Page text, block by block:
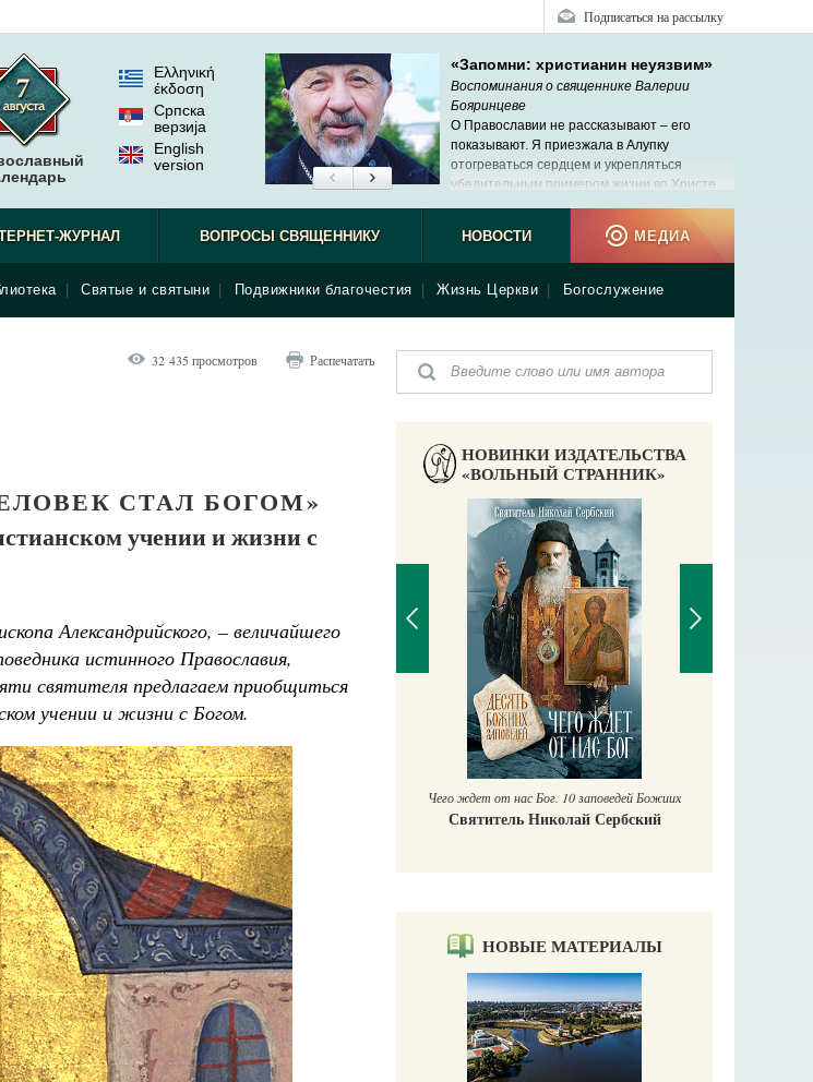
Подписаться на рассылку
Ελληνική
έκδοση
Српска
верзиjа
English
version
«Запомни: христианин неуязвим»
Воспоминания о священнике Валерии
Бояринцеве
О Православии не рассказывают ‒ его
показывают. Я приезжала в Алупку
отогреваться сердцем и укрепляться
убедительным примером жизни во Христе.
Святые и святыни Подвижники благочестия Жизнь Церкви Богослужение
ЖУРНАЛ ВОПРОСЫ СВЯЩЕННИКУ НОВОСТИ МЕДИА
32 435 просмотров Распечатать
СТАЛ БОГОМ»
учении и жизни с
Александрийского, – величайшего
истинного Православия,
святителя предлагаем приобщиться
учении и жизни с Богом.
НОВИНКИ ИЗДАТЕЛЬСТВА
«ВОЛЬНЫЙ СТРАННИК»
Георгий Победоносец. Научись у
святого
Роман Котов Чего ждет от нас Бог. 10 заповедей Божиих
Святитель Николай Сербский
Екатерина Баканова
НОВЫЕ МАТЕРИАЛЫ